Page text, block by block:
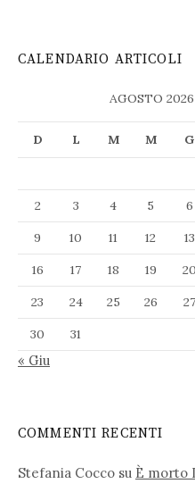
CALENDARIO ARTICOLI
AGOSTO 2026
D L M M G
2
3 4 5 6
9
10 11 12 13
16
17 18 19 20
23
24 25 26 27
30
31
« Giu
COMMENTI RECENTI
Stefania Cocco su È morto